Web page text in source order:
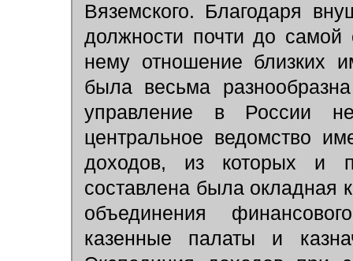
Вяземского. Благодаря
должности почти до самой
нему отношение близких
была весьма
управление в России
центральное ведомство
доходов, из которых и
составлена была окладная
объединения
казенные палаты и